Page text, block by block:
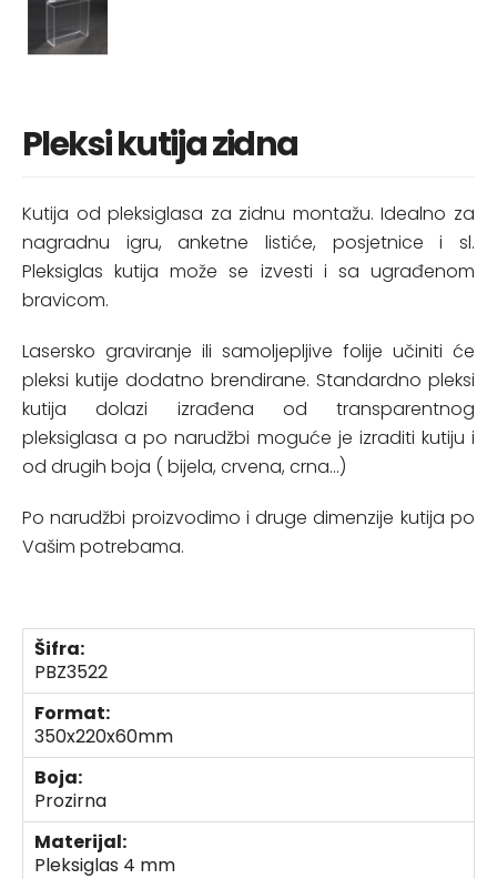
Pleksi kutija zidna
Kutija od pleksiglasa za zidnu montažu. Idealno za
nagradnu igru, anketne listiće, posjetnice i sl.
Pleksiglas kutija može se izvesti i sa ugrađenom
bravicom.
Lasersko graviranje ili samoljepljive folije učiniti će
pleksi kutije dodatno brendirane. Standardno pleksi
kutija dolazi izrađena od transparentnog
pleksiglasa a po narudžbi moguće je izraditi kutiju i
od drugih boja ( bijela, crvena, crna...)
Po narudžbi proizvodimo i druge dimenzije kutija po
Vašim potrebama.
Šifra:
PBZ3522
Format:
350x220x60mm
Boja:
Prozirna
Materijal:
Pleksiglas 4 mm